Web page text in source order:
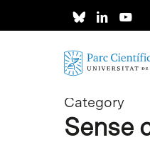
Category
Sense